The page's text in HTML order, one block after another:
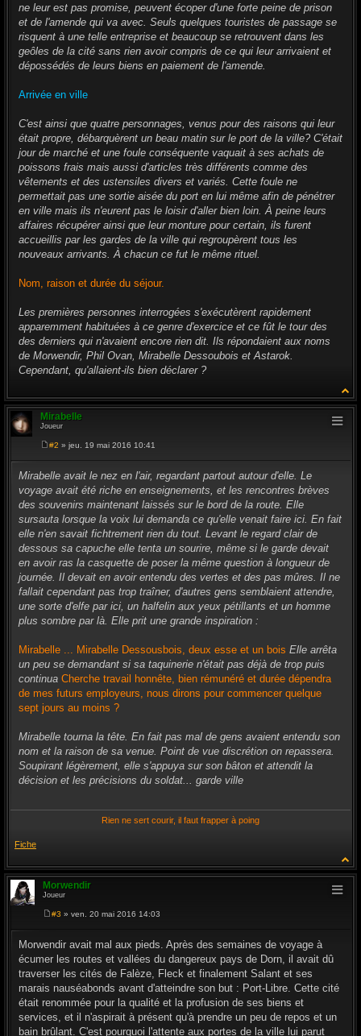
ne leur est pas promise, peuvent écoper d'une forte peine de prison
et de l'amende qui va avec. Seuls quelques touristes de passage se
risquent à une telle entreprise et beaucoup se retrouvent dans les
geôles de la cité sans rien avoir compris de ce qui leur arrivaient et
dépossédés de leurs biens en paiement de l'amende.
Arrivée en ville
C'est ainsi que quatre personnages, venus pour des raisons qui leur
était propre, débarquèrent un beau matin sur le port de la ville? C'était
jour de marché et une foule conséquente vaquait à ses achats de
poissons frais mais aussi d'articles très différents comme des
vêtements et des ustensiles divers et variés. Cette foule ne
permettait pas une sortie aisée du port en lui même afin de pénétrer
en ville mais ils n'eurent pas le loisir d'aller bien loin. À peine leurs
affaires récupérer ainsi que leur monture pour certain, ils furent
accueillis par les gardes de la ville qui regroupèrent tous les
nouveaux arrivants. À chacun ce fut le même rituel.
Nom, raison et durée du séjour.
Les premières personnes interrogées s'exécutèrent rapidement
apparemment habituées à ce genre d'exercice et ce fût le tour des
des derniers qui n'avaient encore rien dit. Ils répondaient aux noms
de Morwendir, Phil Ovan, Mirabelle Dessoubois et Astarok.
Cependant, qu'allaient-ils bien déclarer ?
Mirabelle
Joueur
s
s
a
e
#2 » jeu. 19 mai 2016 10:41
Mirabelle avait le nez en l'air, regardant partout autour d'elle. Le
voyage avait été riche en enseignements, et les rencontres brèves
des souvenirs maintenant laissés sur le bord de la route. Elle
sursauta lorsque la voix lui demanda ce qu'elle venait faire ici. En fait
elle n'en savait fichtrement rien du tout. Levant le regard clair de
dessous sa capuche elle tenta un sourire, même si le garde devait
en avoir ras la casquette de poser la même question à longueur de
journée. Il devait en avoir entendu des vertes et des pas mûres. Il ne
fallait cependant pas trop traîner, d'autres gens semblaient attendre,
une sorte d'elfe par ici, un halfelin aux yeux pétillants et un homme
plus sombre par là. Elle prit une grande inspiration :
Mirabelle ... Mirabelle Dessousbois, deux esse et un bois Elle arrêta
un peu se demandant si sa taquinerie n'était pas déjà de trop puis
continua Cherche travail honnête, bien rémunéré et durée dépendra
de mes futurs employeurs, nous dirons pour commencer quelque
sept jours au moins ?
Mirabelle tourna la tête. En fait pas mal de gens avaient entendu son
nom et la raison de sa venue. Point de vue discrétion on repassera.
Soupirant légèrement, elle s'appuya sur son bâton et attendit la
décision et les précisions du soldat... garde ville
Rien ne sert courir, il faut frapper à poing
Fiche
Morwendir
Joueur
s
a
e
#3 » ven. 20 mai 2016 14:03
Morwendir avait mal aux pieds. Après des semaines de voyage à
écumer les routes et vallées du dangereux pays de Dorn, il avait dû
traverser les cités de Falèze, Fleck et finalement Salant et ses
marais nauséabonds avant d'atteindre son but : Port-Libre. Cette cité
était renommée pour la qualité et la profusion de ses biens et
services, et il n'aspirait à présent qu'à prendre un peu de repos et un
bain brûlant. C'est pourquoi l'attente aux portes de la ville lui parut